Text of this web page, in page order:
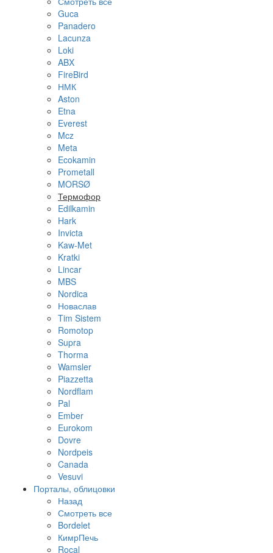
Guca
Panadero
Lacunza
Loki
ABX
FireBird
НМК
Aston
Etna
Everest
Mcz
Meta
Ecokamin
Prometall
MORSØ
Термофор
Edilkamin
Hark
Invicta
Kaw-Met
Kratki
Lincar
MBS
Nordica
Новаслав
Tim Sistem
Romotop
Supra
Thorma
Wamsler
Piazzetta
Nordflam
Pal
Ember
Eurokom
Dovre
Nordpeis
Canada
Vesuvi
Порталы, облицовки
Назад
Смотреть все
Bordelet
КимрПечь
Rocal